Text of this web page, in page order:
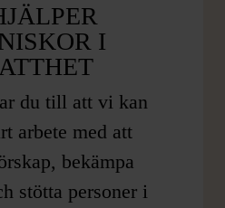
I
du till att vi kan
arbete med att
bekämpa
stötta personer i